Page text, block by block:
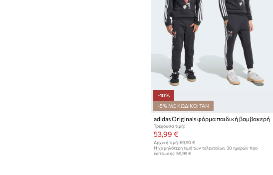
-10%
-5% ΜΕ ΚΩΔΙΚΟ: TAN
adidas Originals φόρμα παιδική βαμβακερή
Τρέχουσα τιμή:
53,99 €
Αρχική τιμή: 69,90 €
Η χαμηλότερη τιμή των τελευταίων 30 ημερών προ
έκπτωσης: 59,99 €